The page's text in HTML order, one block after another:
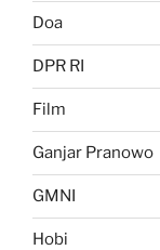
Doa
DPR RI
Film
Ganjar Pranowo
GMNI
Hobi